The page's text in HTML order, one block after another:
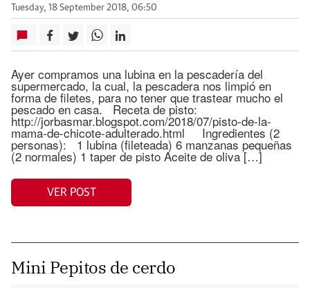
Tuesday, 18 September 2018, 06:50
Ayer compramos una lubina en la pescadería del
supermercado, la cual, la pescadera nos limpió en
forma de filetes, para no tener que trastear mucho el
pescado en casa. Receta de pisto:
http://jorbasmar.blogspot.com/2018/07/pisto-de-la-
mama-de-chicote-adulterado.html Ingredientes (2
personas): 1 lubina (fileteada) 6 manzanas pequeñas
(2 normales) 1 taper de pisto Aceite de oliva […]
VER POST
Mini Pepitos de cerdo